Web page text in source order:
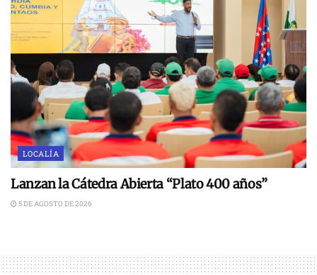
LOCALÍA
Lanzan la Cátedra Abierta “Plato 400 años”
5 DE AGOSTO DE 2026